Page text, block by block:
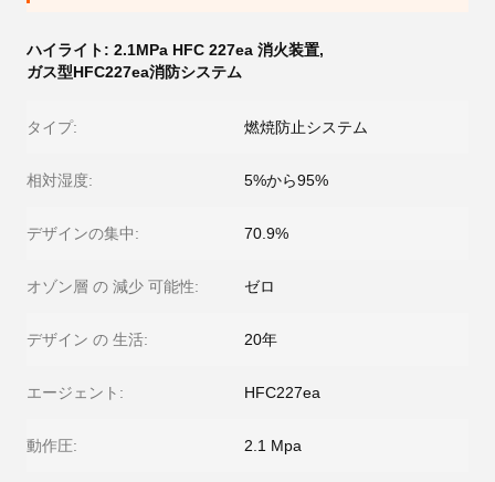
ハイライト: 2.1MPa HFC 227ea 消火装置,
ガス型HFC227ea消防システム
タイプ: 燃焼防止システム
相対湿度: 5%から95%
デザインの集中: 70.9%
オゾン層 の 減少 可能性: ゼロ
デザイン の 生活: 20年
エージェント: HFC227ea
動作圧: 2.1 Mpa